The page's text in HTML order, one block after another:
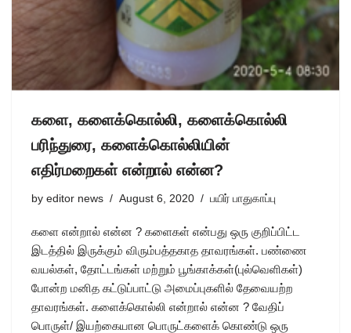
களை, களைக்கொல்லி, களைக்கொல்லி
பரிந்துரை, களைக்கொல்லியின்
எதிர்மறைகள் என்றால் என்ன?
by editor news August 6, 2020 பயிர் பாதுகாப்பு
களை என்றால் என்ன ? களைகள் என்பது ஒரு குறிப்பிட்ட
இடத்தில் இருக்கும் விரும்பத்தகாத தாவரங்கள். பண்ணை
வயல்கள், தோட்டங்கள் மற்றும் பூங்காக்கள்(புல்வெளிகள்)
போன்ற மனித கட்டுப்பாட்டு அமைப்புகளில் தேவையற்ற
தாவரங்கள். களைக்கொல்லி என்றால் என்ன ? வேதிப்
பொருள்/ இயற்கையான பொருட்களைக் கொண்டு ஒரு